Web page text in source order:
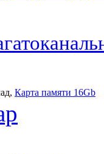
Карта памяти 16Gb